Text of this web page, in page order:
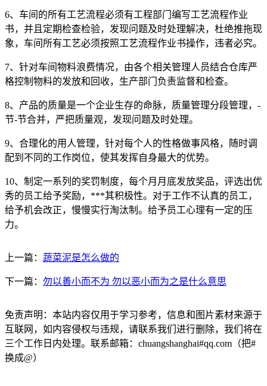
6、车间的所有工艺流程必须有工程部门编写工艺流程作业
书，并且定期检查检验，发现问题及时处理解决，杜绝推拖现
象，车间所有工艺必须按照工艺流程作业书操作，违者必究。
7、针对车间物料浪费情况，由各个相关管理人员结合仓库严
格控制物料的发放和回收，生产部门负责监督和检查。
8、产品的质量是一个企业生存的命脉，质量管理分段管理，-
节-节合并，严把质量观，发现问题及时处理。
9、合理化的用人管理，针对每个人的性格做事风格，随时调
配到不同的工作岗位，使其发挥自身最大的优势。
10、制定一系列的奖罚制度，每个月月底发放奖品，评选出优
秀的员工给予奖励，***其积极性。对于工作不认真的员工，
给予机会改正，慢慢实行淘汰制。给予员工心理有一定的压
力。
上一篇： 蔬菜泥是怎么做的
下一篇： 勿以善小而不为 勿以恶小而为之是什么意思
免责声明：本站内容仅用于学习参考，信息和图片素材来源于
互联网，如内容侵权与违规，请联系我们进行删除，我们将在
三个工作日内处理。联系邮箱：chuangshanghai#qq.com（把#
换成@）